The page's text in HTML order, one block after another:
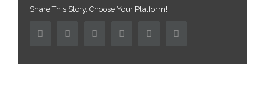
Share This Story, Choose Your Platform!
FacebookTwitter LinkedinReddit Pinterest